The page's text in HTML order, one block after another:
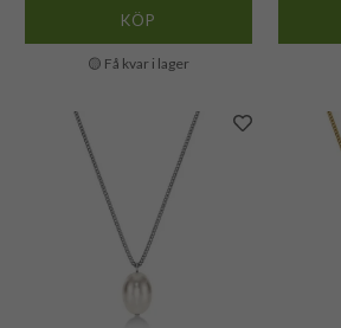
KÖP
🟡 Få kvar i lager